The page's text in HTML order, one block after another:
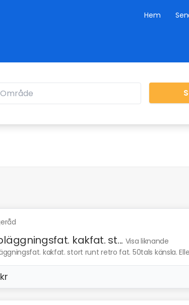
Hem
kakfat. st... Visa liknande
kakfat. stort runt retro fat. 50tals känsla.